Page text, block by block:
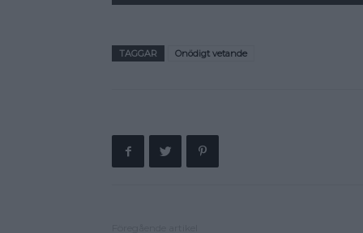
TAGGAR Onödigt vetande